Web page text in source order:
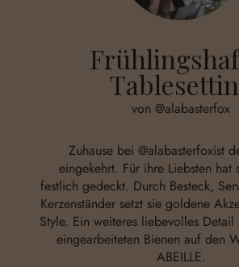
von @alabasterfox
Zuhause bei @alabasterfoxist
eingekehrt. Für ihre Liebsten hat
festlich gedeckt. Durch Besteck,
Kerzenständer setzt sie goldene
Style. Ein weiteres liebevolles
eingearbeiteten Bienen auf den
ABEILLE.